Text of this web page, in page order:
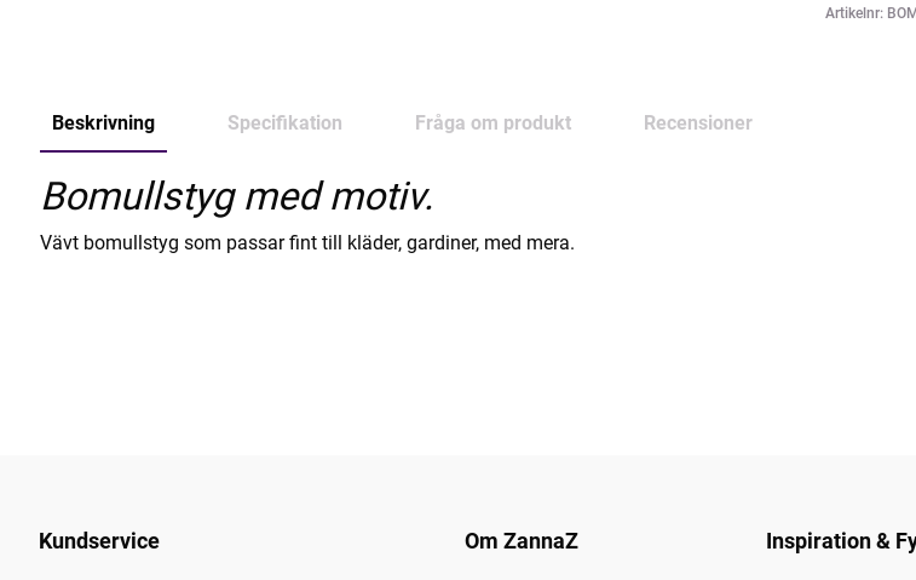
Artikelnr:
Beskrivning Specifikation Fråga om produkt Recensioner
Bomullstyg med motiv.
Vävt bomullstyg som passar fint till kläder, gardiner, med mera.
Kundservice Om ZannaZ Inspiration &